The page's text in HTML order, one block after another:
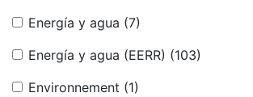
Energía y agua (7)
Energía y agua (EERR) (103)
Environnement (1)